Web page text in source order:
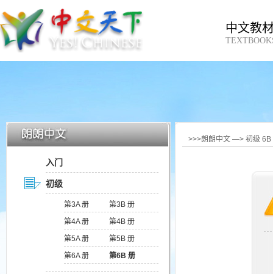
中文教
入门
初级
第3A 册
第3B 册
第4A 册
第4B 册
第5A 册
第5B 册
第6A 册
第6B 册
>>>朗朗中文 —> 初级